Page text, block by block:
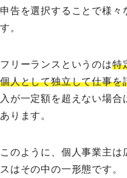
申告を選択することで様々
す。
フリーランスというのは特
個人として独立して仕事を
入が一定額を超えない場合
あります。
このように、個人事業主
スはその中の一形態です。